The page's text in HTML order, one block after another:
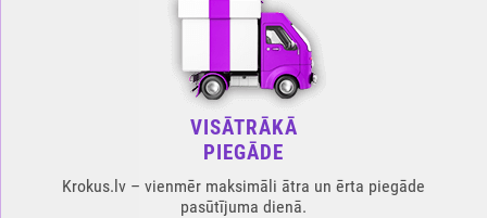
VISĀTRĀKĀ
PIEGĀDE
Krokus.lv – vienmēr maksimāli ātra un ērta piegāde
pasūtījuma dienā.